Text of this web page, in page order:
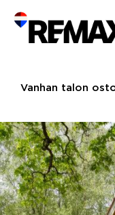
content
Vanhan talon